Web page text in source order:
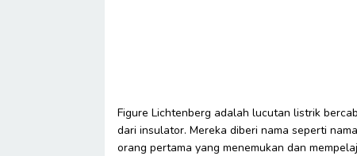
Figure Lichtenberg adalah lucutan listrik
dari insulator. Mereka diberi nama seperti
orang pertama yang menemukan dan